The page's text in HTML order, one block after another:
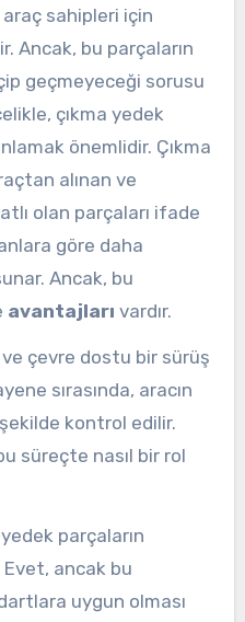
araç sahipleri için
Ancak, bu parçaların
geçmeyeceği sorusu
çıkma yedek
önemlidir. Çıkma
alınan ve
olan parçaları ifade
göre daha
Ancak, bu
avantajları vardır.
çevre dostu bir sürüş
sırasında, aracın
kontrol edilir.
süreçte nasıl bir rol
yedek parçaların
Evet, ancak bu
uygun olması